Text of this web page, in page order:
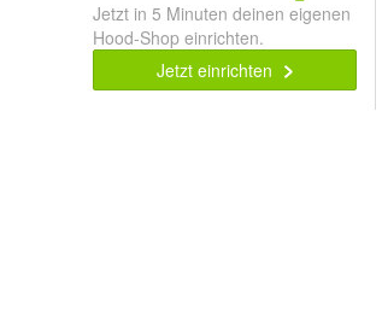
Jetzt in 5 Minuten deinen eigenen
Hood-Shop einrichten.
Jetzt einrichten